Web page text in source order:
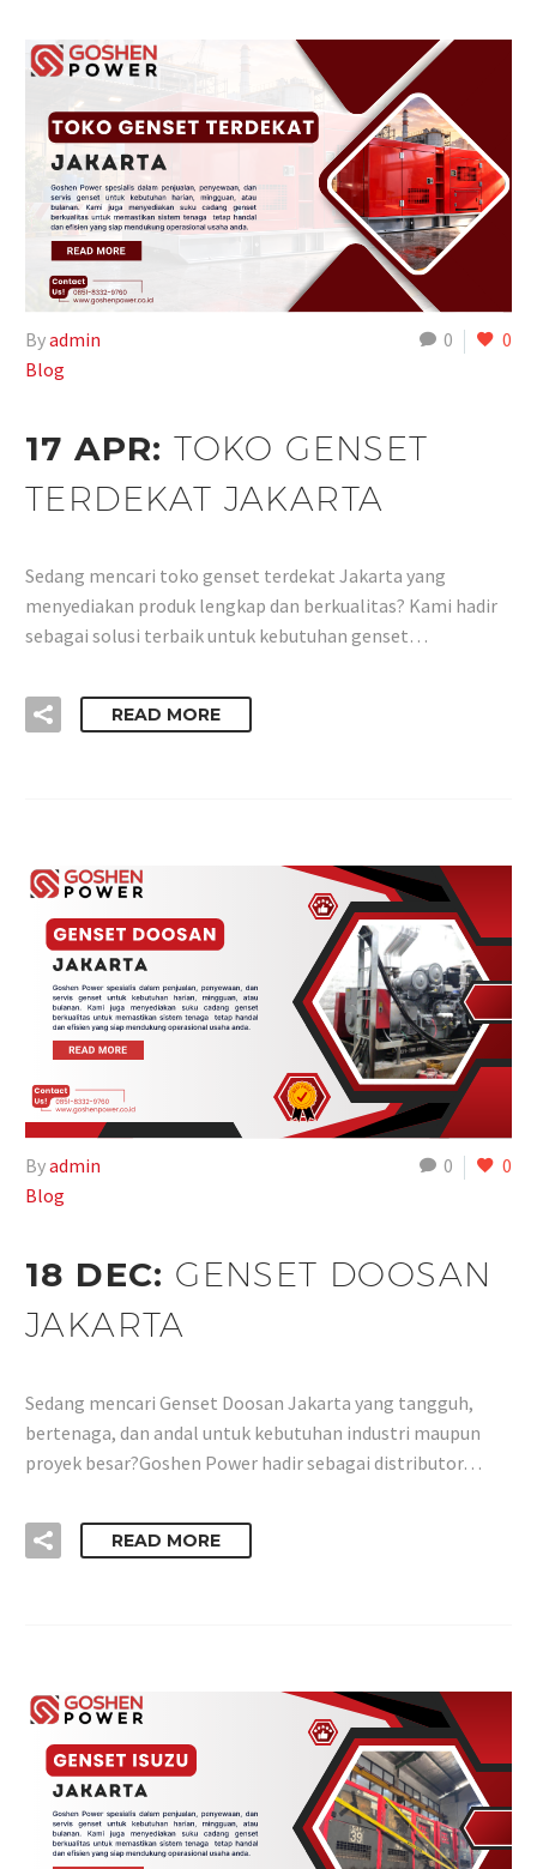
0 0
Byadmin
Blog
17 APR:TOKO GENSET
TERDEKAT JAKARTA
Sedang mencari toko genset terdekat Jakarta yang
menyediakan produk lengkap dan berkualitas? Kami hadir
sebagai solusi terbaik untuk kebutuhan genset…
READ MORE
0 0
Byadmin
Blog
18 DEC: GENSET DOOSAN
JAKARTA
Sedang mencari Genset Doosan Jakarta yang tangguh,
bertenaga, dan andal untuk kebutuhan industri maupun
proyek besar?Goshen Power hadir sebagai distributor…
READ MORE